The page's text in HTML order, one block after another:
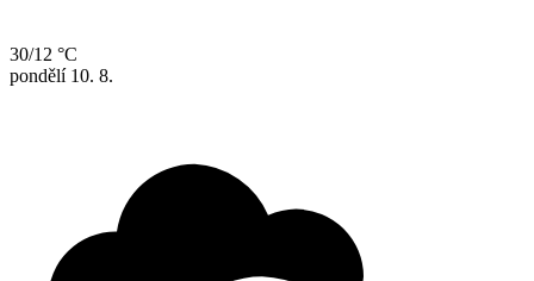
30/12 °C
pondělí 10. 8.